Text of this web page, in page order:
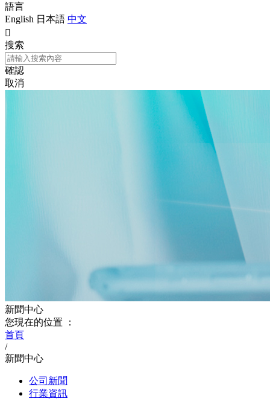
語言
English 日本語 中文

搜索
確認
取消
新聞中心
您現在的位置 ：
首頁
/
新聞中心
公司新聞
行業資訊